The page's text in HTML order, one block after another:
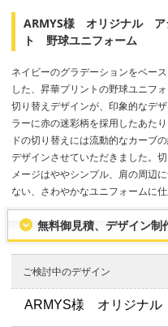
ARMYS様 オリジナル ア
ト 野球ユニフォーム
ネイビーのグラデーションをベー
した、昇華プリントの野球ユニフ
切り替えデザインが、印象的なデ
ラーに赤の迷彩柄を採用したあた
ドの切り替えには流動的なカーブ
デザインさせていただきました。
メージはややシンプル、肩の周辺
ない、さわやかなユニフォームに
無料御見積、デザイン制
ご検討中のデザイン